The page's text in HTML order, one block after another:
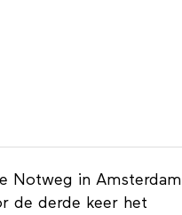
Notweg in Amsterdam
de derde keer het